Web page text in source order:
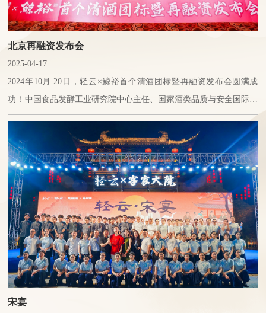
北京再融资发布会
2025-04-17
2024年10月 20日，轻云×鲸裕首个清酒团标暨再融资发布会圆满成
功！中国食品发酵工业研究院中心主任、国家酒类品质与安全国际联
合研究中心主任宋绪磊教授，中国联合国采购促进会常务秘书长刘百
堂，赣州市政
宋宴